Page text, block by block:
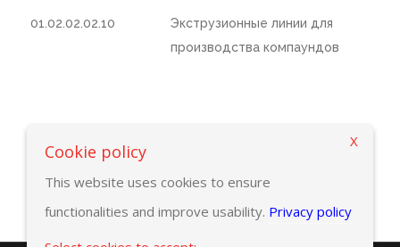
01.02.02.02.10
Экструзионные линии для
производства компаундов
Вернуться к критериям выбора
Cookie policy
This website uses cookies to ensure
functionalities and improve usability. Privacy policy
X